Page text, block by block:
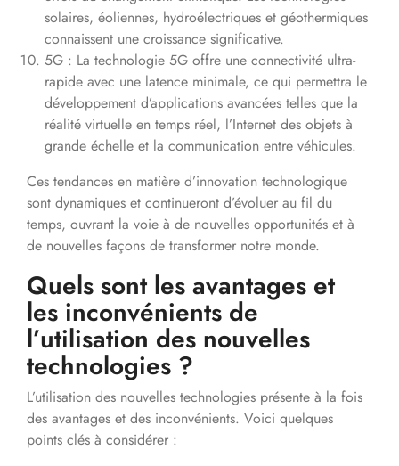
solaires, éoliennes, hydroélectriques et géothermiques
connaissent une croissance significative.
5G : La technologie 5G offre une connectivité ultra-
rapide avec une latence minimale, ce qui permettra le
développement d’applications avancées telles que la
réalité virtuelle en temps réel, l’Internet des objets à
grande échelle et la communication entre véhicules.
Ces tendances en matière d’innovation technologique
sont dynamiques et continueront d’évoluer au fil du
temps, ouvrant la voie à de nouvelles opportunités et à
de nouvelles façons de transformer notre monde.
Quels sont les avantages et
les inconvénients de
l’utilisation des nouvelles
technologies ?
L’utilisation des nouvelles technologies présente à la fois
des avantages et des inconvénients. Voici quelques
points clés à considérer :